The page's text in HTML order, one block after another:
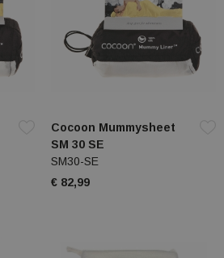
Cocoon Mummysheet
SM 30 SE
SM30-SE
€ 82,99